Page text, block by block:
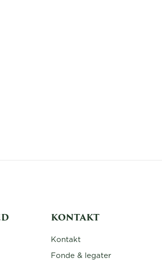
KONTAKT
Kontakt
Fonde & legater